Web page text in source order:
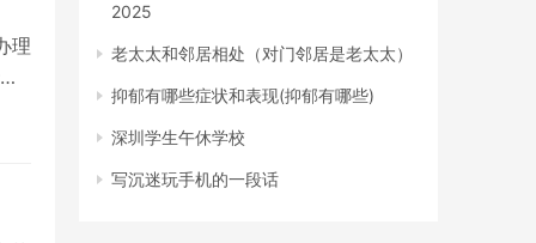
理
2025
老太太和邻居相处（对门邻居是老太太）
抑郁有哪些症状和表现(抑郁有哪些)
深圳学生午休学校
写沉迷玩手机的一段话